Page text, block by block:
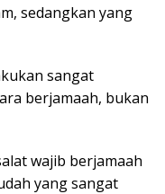
sedangkan yang
sangat
berjamaah, bukan
wajib berjamaah
yang sangat